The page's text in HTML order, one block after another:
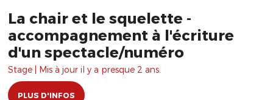
La chair et le squelette -
accompagnement à l'écriture
d'un spectacle/numéro
Stage | Mis à jour il y a presque 2 ans.
PLUS D'INFOS